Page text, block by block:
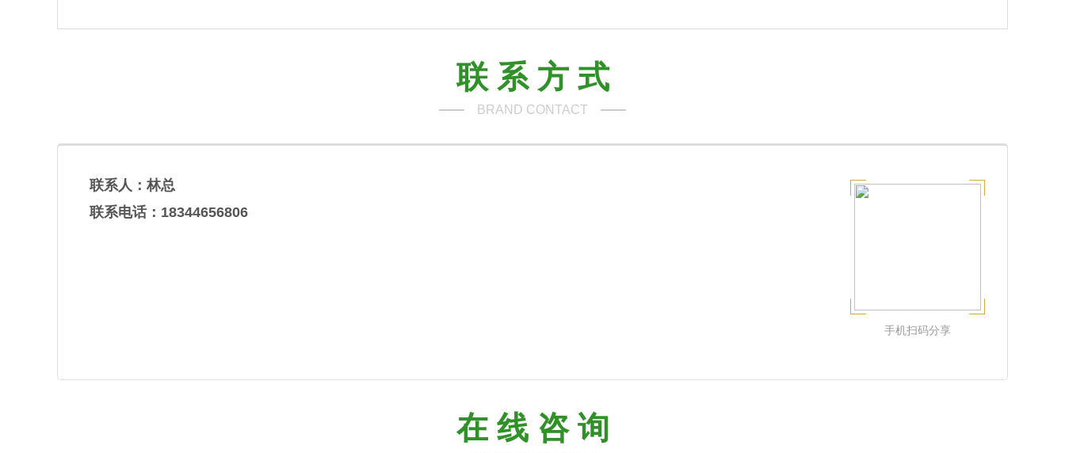
联 系 方 式
BRAND CONTACT
联系人：林总
联系电话：18344656806
手机扫码分享
在 线 咨 询